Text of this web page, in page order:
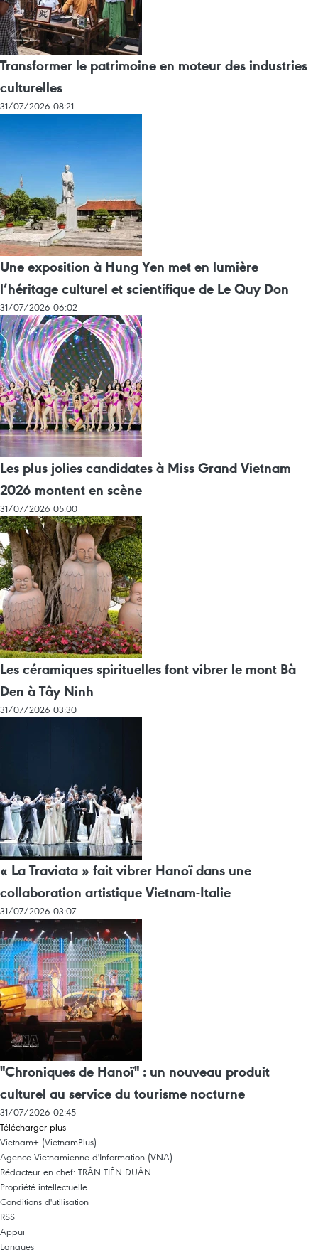
Transformer le patrimoine en moteur des industries
culturelles
31/07/2026 08:21
Une exposition à Hung Yen met en lumière
l’héritage culturel et scientifique de Le Quy Don
31/07/2026 06:02
Les plus jolies candidates à Miss Grand Vietnam
2026 montent en scène
31/07/2026 05:00
Les céramiques spirituelles font vibrer le mont Bà
Den à Tây Ninh
31/07/2026 03:30
« La Traviata » fait vibrer Hanoï dans une
collaboration artistique Vietnam-Italie
31/07/2026 03:07
"Chroniques de Hanoï" : un nouveau produit
culturel au service du tourisme nocturne
31/07/2026 02:45
Télécharger plus
Vietnam+ (VietnamPlus)
Agence Vietnamienne d'Information (VNA)
Rédacteur en chef: TRÂN TIÊN DUÂN
Propriété intellectuelle
Conditions d'utilisation
RSS
Appui
Langues